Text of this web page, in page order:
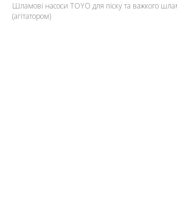
Шламові насоси TOYO для піску та важкого
(агітатором)